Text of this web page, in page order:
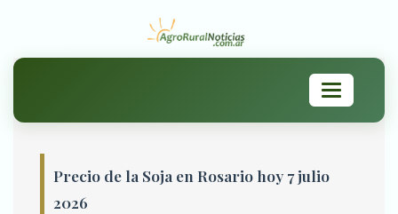
Toggle
navigation
Precio de la Soja en Rosario hoy 7 julio
2026